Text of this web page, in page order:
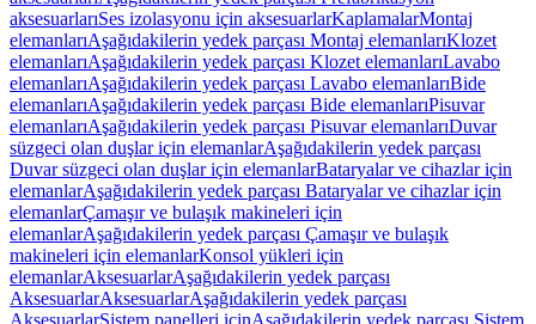
aksesuarlarıSes izolasyonu için aksesuarlarKaplamalarMontaj
elemanlarıAşağıdakilerin yedek parçası Montaj elemanlarıKlozet
elemanlarıAşağıdakilerin yedek parçası Klozet elemanlarıLavabo
elemanlarıAşağıdakilerin yedek parçası Lavabo elemanlarıBide
elemanlarıAşağıdakilerin yedek parçası Bide elemanlarıPisuvar
elemanlarıAşağıdakilerin yedek parçası Pisuvar elemanlarıDuvar
süzgeci olan duşlar için elemanlarAşağıdakilerin yedek parçası
Duvar süzgeci olan duşlar için elemanlarBataryalar ve cihazlar için
elemanlarAşağıdakilerin yedek parçası Bataryalar ve cihazlar için
elemanlarÇamaşır ve bulaşık makineleri için
elemanlarAşağıdakilerin yedek parçası Çamaşır ve bulaşık
makineleri için elemanlarKonsol yükleri için
elemanlarAksesuarlarAşağıdakilerin yedek parçası
AksesuarlarAksesuarlarAşağıdakilerin yedek parçası
AksesuarlarSistem panelleri içinAşağıdakilerin yedek parçası Sistem